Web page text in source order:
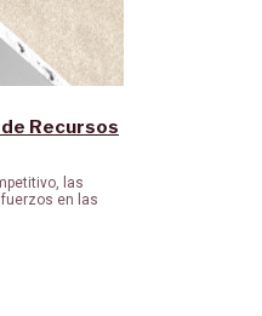
Recursos
las
en las